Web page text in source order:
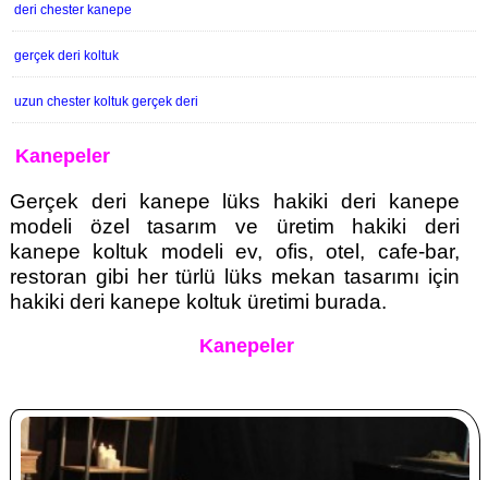
deri chester kanepe
gerçek deri koltuk
uzun chester koltuk gerçek deri
Kanepeler
Gerçek deri kanepe lüks hakiki deri kanepe
modeli özel tasarım ve üretim hakiki deri
kanepe koltuk modeli ev, ofis, otel, cafe-bar,
restoran gibi her türlü lüks mekan tasarımı için
hakiki deri kanepe koltuk üretimi burada.
Kanepeler